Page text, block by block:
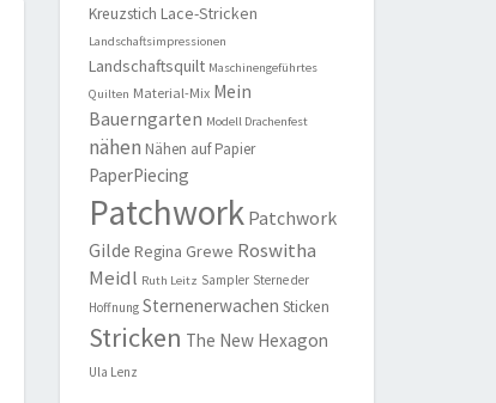
Kreuzstich Lace-Stricken
Landschaftsimpressionen
Landschaftsquilt Maschinengeführtes
Quilten Material-Mix Mein
Bauerngarten Modell Drachenfest
nähen Nähen auf Papier
PaperPiecing
Patchwork Patchwork
Gilde Regina Grewe Roswitha
Meidl Ruth Leitz Sampler Sterne der
Hoffnung Sternenerwachen Sticken
Stricken The New Hexagon
Ula Lenz